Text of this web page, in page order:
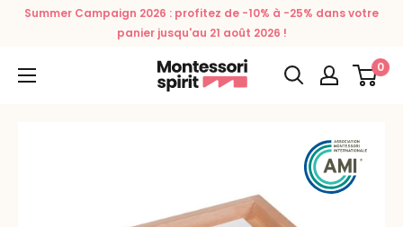
PasserSummer Campaign 2026 : profitez de -10% à -25% dans votre
panier jusqu'au 21 août 2026 !
Montessori
Spirit
0